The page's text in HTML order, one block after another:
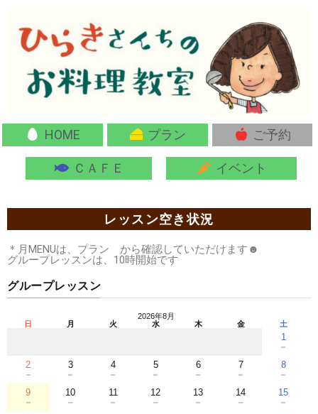
HOME プラン ご予約
ＣＡＦＥ イベント
レッスン空き状況
＊月MENUは、プラン から確認していただけます☻
グループレッスンは、10時開始です
グループレッスン
2026年8月
日
月 火 水 木 金 土
1
－
2
－
3
－
4
－
5
－
6
－
7
－
8
－
9
－
10
－
11
－
12
－
13
－
14
－
15
－